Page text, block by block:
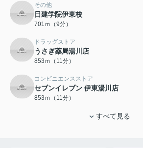
その他
日建学院伊東校
701ｍ（9分）
ドラッグストア
うさぎ薬局湯川店
853ｍ（11分）
コンビニエンスストア
セブンイレブン 伊東湯川店
853ｍ（11分）
すべて見る